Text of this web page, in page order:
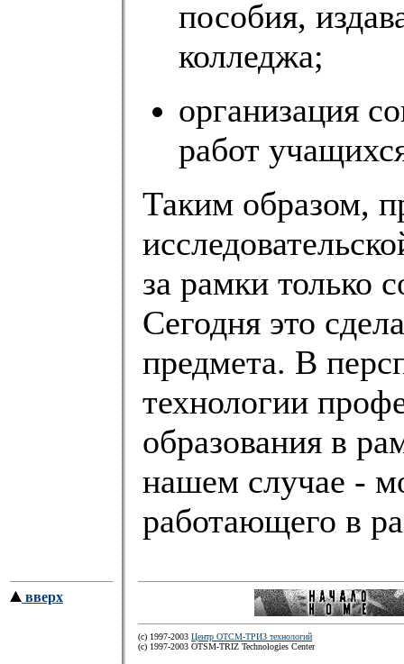
пособия,
колледжа;
организация
работ
Таким образом,
за рамки только
Сегодня это
предмета. В
технологии
образования в
нашем случае -
работающего в
вверх
(c) 1997-2003 Центр ОТСМ-ТРИЗ технологий
(с) 1997-2003 OTSM-TRIZ Technologies Center